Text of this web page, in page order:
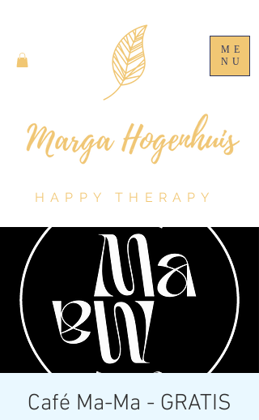
ME
NU
HAPPY THERAPY
Café Ma-Ma - GRATIS